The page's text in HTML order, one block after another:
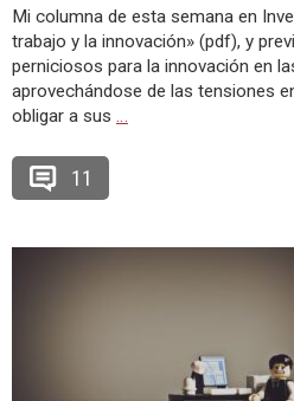
Mi columna de esta semana en
trabajo y la innovación» (pdf), y
perniciosos para la innovación en
aprovechándose de las tensiones
obligar a sus …
11